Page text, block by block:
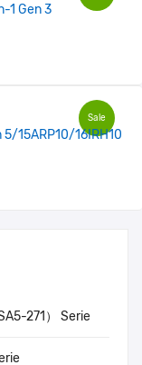
271） Serie
1 Gen 3
Sale
15ARP10/16IRH10